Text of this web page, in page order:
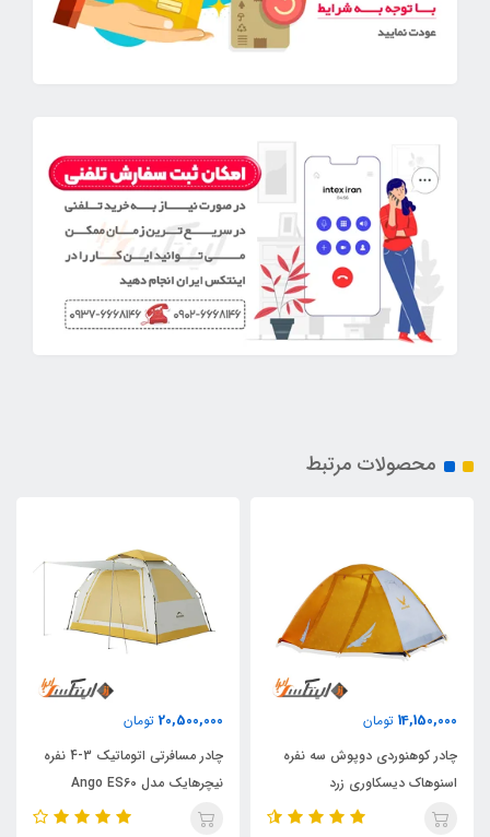
محصولات مرتبط
14,150,000 تومان
چادر کوهنوردی دوپوش سه نفره
اسنوهاک دیسکاوری زرد
20,500,000 تومان
چادر مسافرتی اتوماتیک 3-4 نفره
نیچرهایک مدل Ango ES60